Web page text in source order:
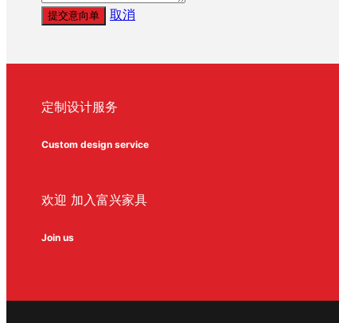
提交意向单 取消
定制设计服务
Custom design service
欢迎 加入富兴家具
Join us